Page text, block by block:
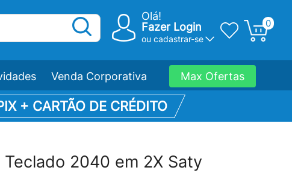
Olá!
Fazer Login
ou cadastrar-se
0
Venda Corporativa Max Ofertas
+ CARTÃO DE CRÉDITO
2040 em 2X Saty